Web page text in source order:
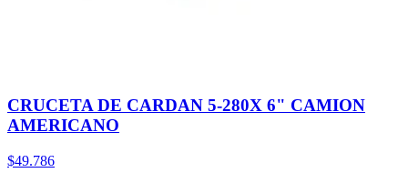
CRUCETA DE CARDAN 5-280X 6" CAMION
AMERICANO
$49.786